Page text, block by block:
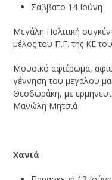
Σάββατο 14 Ιούνη
Μεγάλη Πολιτική
μέλος του Π.Γ. της ΚΕ
Μουσικό αφιέρωμα,
γέννηση του μεγάλου
Θεοδωράκη, με
Μανώλη Μητσιά
Χανιά